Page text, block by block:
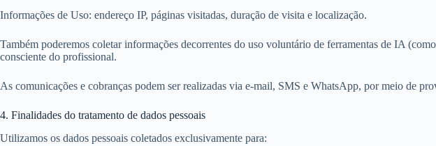
Informações de Uso: endereço IP, páginas visitadas, duração de visita e localização.
Também poderemos coletar informações decorrentes do uso voluntário de ferramentas de IA
consciente do profissional.
As comunicações e cobranças podem ser realizadas via e-mail, SMS e WhatsApp, por meio de
4. Finalidades do tratamento de dados pessoais
Utilizamos os dados pessoais coletados exclusivamente para: